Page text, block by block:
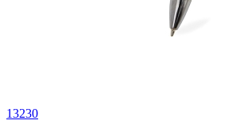
13230